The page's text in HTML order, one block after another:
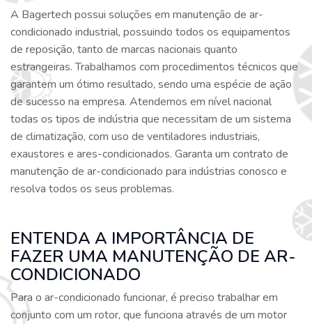
A Bagertech possui soluções em manutenção de ar-
condicionado industrial, possuindo todos os equipamentos
de reposição, tanto de marcas nacionais quanto
estrangeiras. Trabalhamos com procedimentos técnicos que
garantem um ótimo resultado, sendo uma espécie de ação
de sucesso na empresa. Atendemos em nível nacional
todas os tipos de indústria que necessitam de um sistema
de climatização, com uso de ventiladores industriais,
exaustores e ares-condicionados. Garanta um contrato de
manutenção de ar-condicionado para indústrias conosco e
resolva todos os seus problemas.
ENTENDA A IMPORTÂNCIA DE
FAZER UMA MANUTENÇÃO DE AR-
CONDICIONADO
Para o ar-condicionado funcionar, é preciso trabalhar em
conjunto com um rotor, que funciona através de um motor